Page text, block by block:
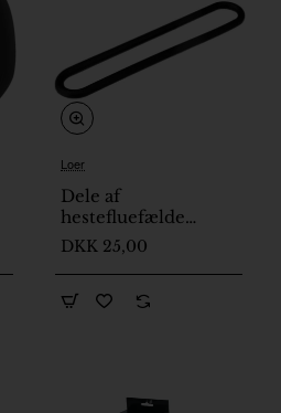
Loer
Dele af
hestefluefælde
DKK 25,00